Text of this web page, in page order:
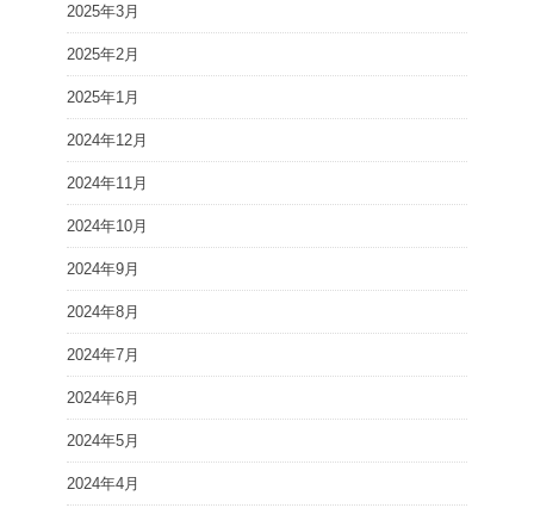
2025年3月
2025年2月
2025年1月
2024年12月
2024年11月
2024年10月
2024年9月
2024年8月
2024年7月
2024年6月
2024年5月
2024年4月